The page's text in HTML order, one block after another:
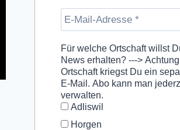
Für welche Ortschaft willst
News erhalten? --->
Ortschaft kriegst Du ein
E-Mail. Abo kann man
verwalten.
Adliswil
Horgen